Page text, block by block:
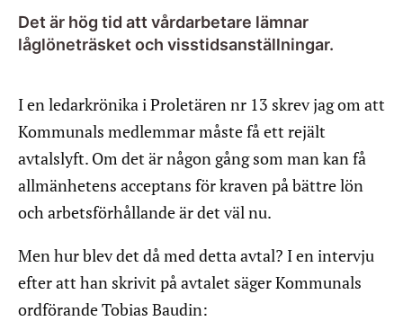
Det är hög tid att vårdarbetare lämnar
låglöneträsket och visstidsanställningar.
I en ledarkrönika i Proletären nr 13 skrev jag om att
Kommunals medlemmar måste få ett rejält
avtalslyft. Om det är någon gång som man kan få
allmänhetens acceptans för kraven på bättre lön
och arbetsförhållande är det väl nu.
Men hur blev det då med detta avtal? I en intervju
efter att han skrivit på avtalet säger Kommunals
ordförande Tobias Baudin: